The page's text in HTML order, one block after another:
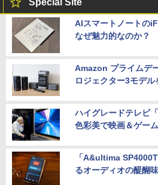
Special Site
AIスマートノートの
なぜ魅力的なのか？
Amazon プライムデ
ロジェクター3モデル
ハイグレードテレビ
色彩美で映画＆ゲー
「A&ultima
るオーディオの醍醐味